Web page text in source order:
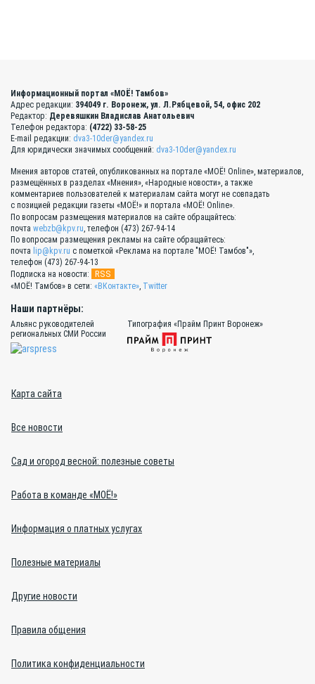
Информационный портал «МОЁ! Тамбов»
Адрес редакции: 394049 г. Воронеж, ул. Л.Рябцевой, 54, офис 202
Редактор: Деревяшкин Владислав Анатольевич
Телефон редактора: (4722) 33-58-25
E-mail редакции: dva3-10der@yandex.ru
Для юридически значимых сообщений: dva3-10der@yandex.ru
Мнения авторов статей, опубликованных на портале «МОЁ! Online», материалов,
размещённых в разделах «Мнения», «Народные новости», а также
комментариев пользователей к материалам сайта могут не совпадать
с позицией редакции газеты «МОЁ!» и портала «МОЁ! Online».
По вопросам размещения материалов на сайте обращайтесь:
почта webzb@kpv.ru, телефон (473) 267-94-14
По вопросам размещения рекламы на сайте обращайтесь:
почта lip@kpv.ru с пометкой «Реклама на портале "МОЁ! Тамбов"»,
телефон (473) 267-94-13
Подписка на новости:
RSS
«МОЁ! Тамбов» в сети: «ВКонтакте», Twitter
Наши партнёры:
Альянс руководителей
региональных СМИ России
Типография «Прайм Принт Воронеж»
Карта сайта
Все новости
Сад и огород весной: полезные советы
Работа в команде «МОЁ!»
Информация о платных услугах
Полезные материалы
Другие новости
Правила общения
Политика конфиденциальности